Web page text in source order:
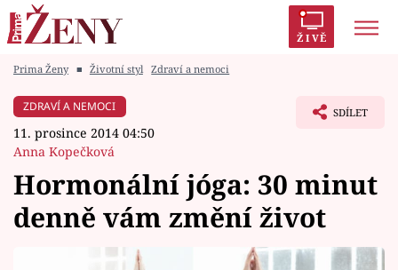
ŽIVĚ
Módní alarm
Zrádci
Témata
Prima Ženy ■ Životní styl Zdraví a nemoci
ZDRAVÍ A NEMOCI
11. prosince 2014 04:50
Anna Kopečková
SDÍLET
Hormonální jóga: 30 minut
denně vám změní život